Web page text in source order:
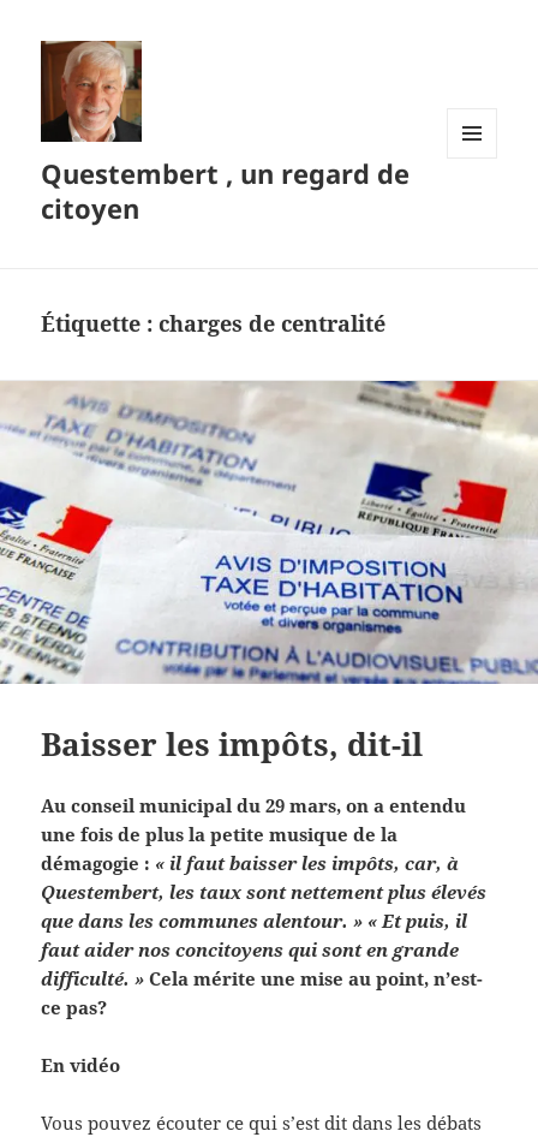
Questembert , un regard de
citoyen
Étiquette :charges de centralité
Baisser les impôts, dit-il
Au conseil municipal du 29 mars, on a entendu
une fois de plus la petite musique de la
démagogie : « il faut baisser les impôts, car, à
Questembert, les taux sont nettement plus élevés
que dans les communes alentour. » « Et puis, il
faut aider nos concitoyens qui sont en grande
difficulté. » Cela mérite une mise au point, n’est-
ce pas?
En vidéo
Vous pouvez écouter ce qui s’est dit dans les débats